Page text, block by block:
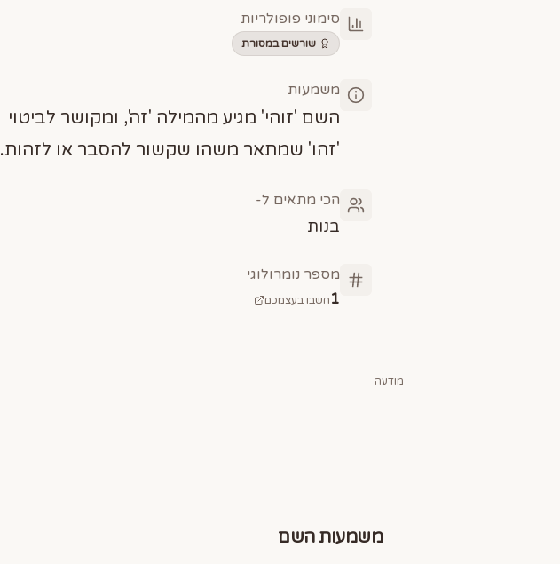
סימוני פופולריות
שורשים במסורת
משמעות
השם 'זוהי' מגיע מהמילה 'זה', ומקושר לביטוי
'זהו' שמתאר משהו שקשור להסבר או לזהות.
הכי מתאים ל-
בנות
מספר נומרולוגי
1 חשבו בעצמכם
מודעה
משמעות השם